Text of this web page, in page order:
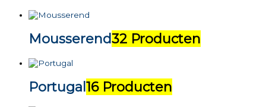
Mousserend32 Producten
Portugal 16 Producten